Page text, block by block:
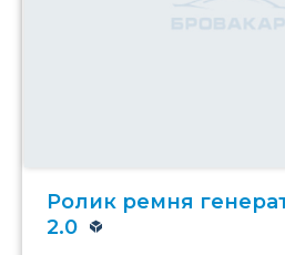
Ролик ремня
2.0